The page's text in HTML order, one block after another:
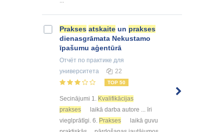
Prakses atskaite un prakses
dienasgrāmata Nekustamo
īpašumu aģentūrā
Отчёт по практике для
университета
22
TOP 50
Secinājumi 1. Kvalifikācijas
prakses
laikā darba autore ... īri
vieglprātīgi. 6. Prakses
laikā guvu